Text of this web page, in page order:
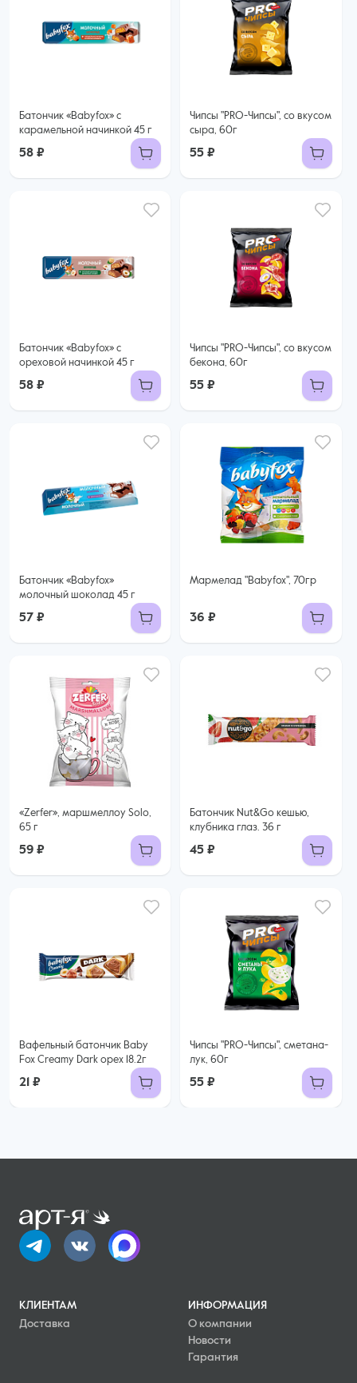
Батончик «Babyfox» с
карамельной начинкой 45 г
58 ₽
Чипсы "PRO-Чипсы", со вкусом
сыра, 60г
55 ₽
Батончик «Babyfox» с
ореховой начинкой 45 г
58 ₽
Чипсы "PRO-Чипсы", со вкусом
бекона, 60г
55 ₽
Батончик «Babyfox»
молочный шоколад 45 г
57 ₽
Мармелад "Babyfox", 70гр
36 ₽
«Zerfer», маршмеллоу Solo,
65 г
59 ₽
Батончик Nut&Go кешью,
клубника глаз. 36 г
45 ₽
Вафельный батончик Baby
Fox Creamy Dark орех 18.2г
21 ₽
Чипсы "PRO-Чипсы", сметана-
лук, 60г
55 ₽
КЛИЕНТАМ
Доставка
ИНФОРМАЦИЯ
О компании
Новости
Гарантия